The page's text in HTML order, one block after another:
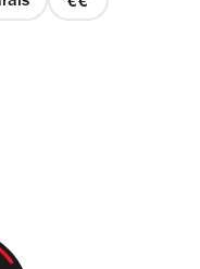
prix